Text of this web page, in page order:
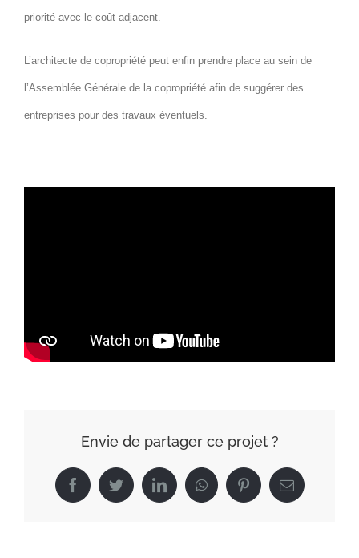
priorité avec le coût adjacent.
L’architecte de copropriété peut enfin prendre place au sein de
l’Assemblée Générale de la copropriété afin de suggérer des
entreprises pour des travaux éventuels.
Envie de partager ce projet ?
FacebookTwitterLinkedInWhatsAppPinterestEmail